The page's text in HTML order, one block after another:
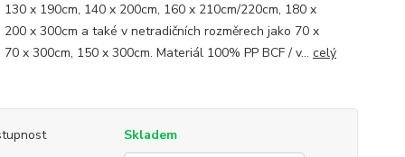
130 x 190cm, 140 x 200cm, 160 x 210cm/220cm, 180 x
200 x 300cm a také v netradičních rozměrech jako 70 x
70 x 300cm, 150 x 300cm. Materiál 100% PP BCF / v... celý
Skladem